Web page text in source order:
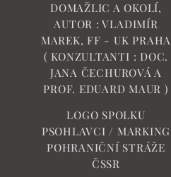
DOMAŽLIC A OKOLÍ,
AUTOR : VLADIMÍR
MAREK, FF - UK PRAHA
( KONZULTANTI : DOC.
JANA ČECHUROVÁ A
PROF. EDUARD MAUR )
LOGO SPOLKU
PSOHLAVCI / MARKING
POHRANIČNÍ STRÁŽE
ČSSR